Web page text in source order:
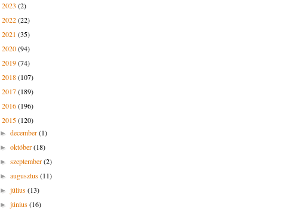
2023 (2)
2022(22)
2021 (35)
2020(94)
2019(74)
2018(107)
2017(189)
2016(196)
2015(120)
►december(1)
►október(18)
►szeptember(2)
►augusztus(11)
►július(13)
►június(16)